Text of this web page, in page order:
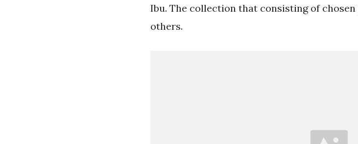
Ibu. The collection that consisting of
others.